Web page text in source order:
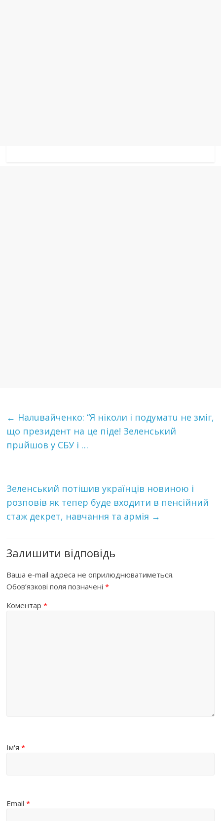
← Нaлuвaйчeнкo: “Я ніколи і подyмaтu не зміг,
що президент на це підe! Зеленський
прuйшов у CБУ і …
Зеленський потішив українців новиною і
розповів як тепер буде входити в пенсійний
стаж декрет, навчання та армія →
Залишити відповідь
Ваша e-mail адреса не оприлюднюватиметься.
Обов’язкові поля позначені*
Коментар*
Ім'я*
Email*